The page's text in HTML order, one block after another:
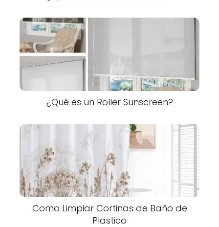
¿Qué es un Roller Sunscreen?
Como Limpiar Cortinas de Baño de
Plastico